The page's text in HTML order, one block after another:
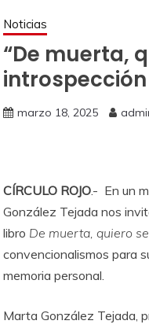
Noticias
“De muerta,
marzo 18, 2025
CÍRCULO ROJO.- En un
González Tejada nos
libro De muerta, quiero
convencionalismos para
memoria personal.
Marta González Tejada,